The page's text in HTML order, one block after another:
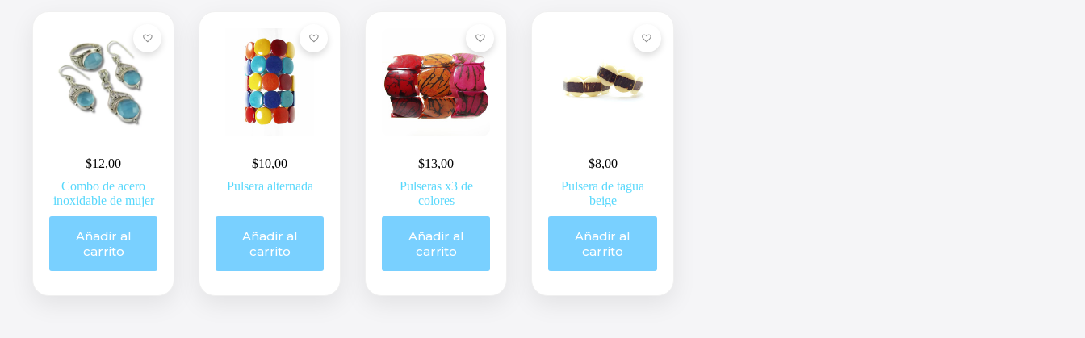
$12,00
Combo de acero
inoxidable de mujer
Añadir al
carrito
$10,00
Pulsera alternada
Añadir al
carrito
$13,00
Pulseras x3 de
colores
Añadir al
carrito
$8,00
Pulsera de tagua
beige
Añadir al
carrito